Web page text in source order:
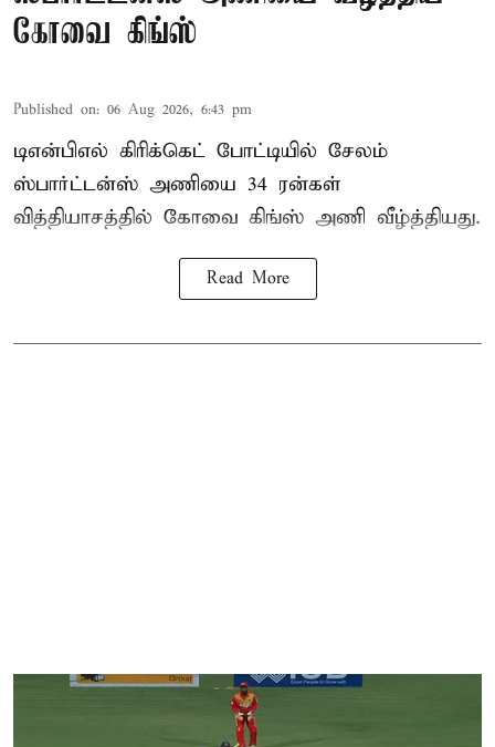
கோவை கிங்ஸ்
Published on: 06 Aug 2026, 6:43 pm
டிஎன்பிஎல் கிரிக்கெட் போட்டியில் சேலம்
ஸ்பார்ட்டன்ஸ் அணியை 34 ரன்கள்
வித்தியாசத்தில் கோவை கிங்ஸ் அணி வீழ்த்தியது.
Read More